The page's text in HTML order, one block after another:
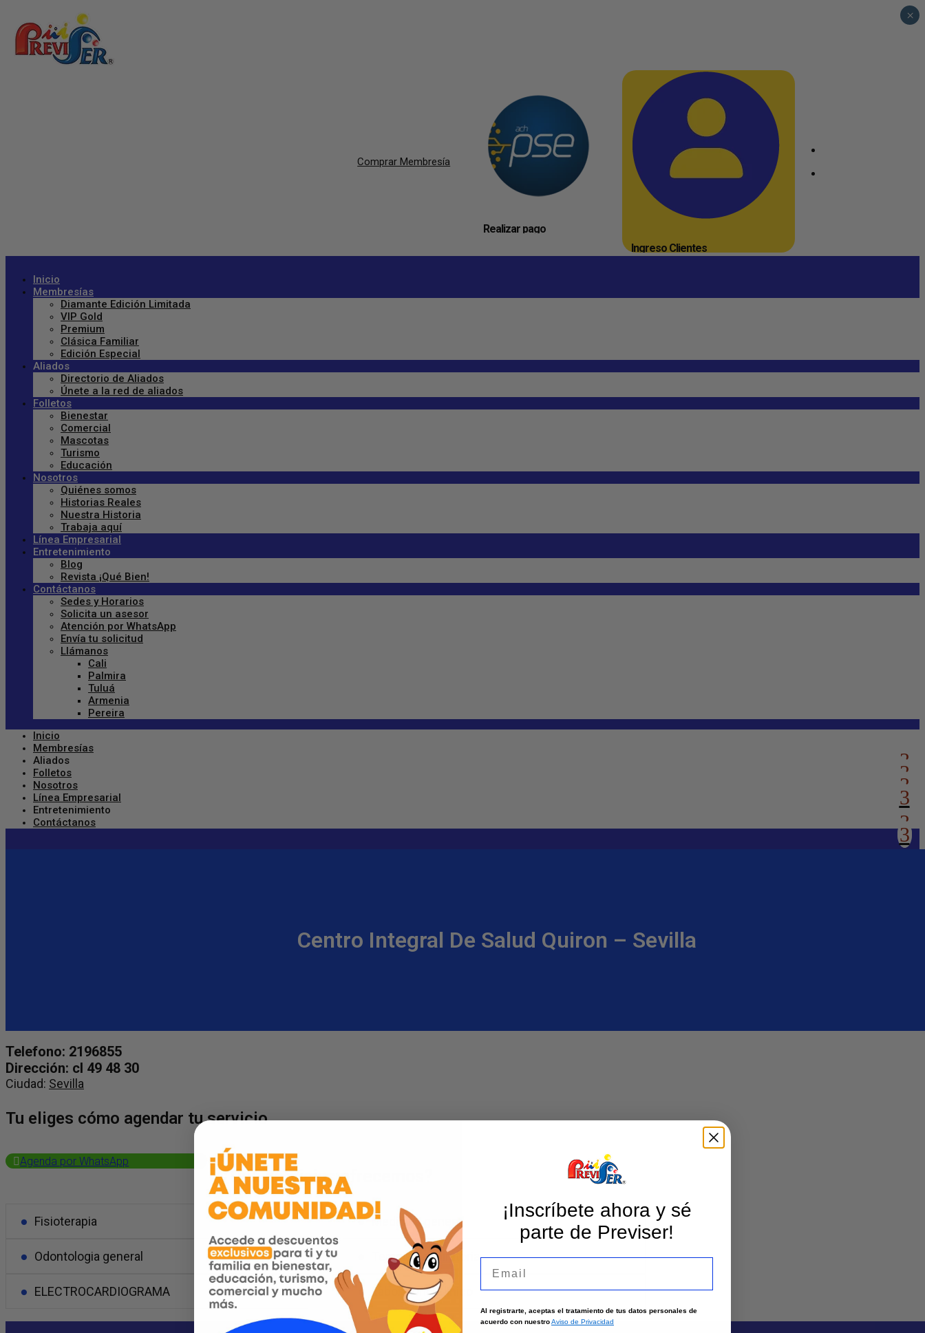
Comprar Membresía
Realizar pago
Ingreso Clientes
Inicio
Membresías
Diamante Edición Limitada
VIP Gold
Premium
Clásica Familiar
Edición Especial
Aliados
Directorio de Aliados
Únete a la red de aliados
Folletos
Bienestar
Comercial
Mascotas
Turismo
Educación
Nosotros
Quiénes somos
Historias Reales
Nuestra Historia
Trabaja aquí
Línea Empresarial
Entretenimiento
Blog
Revista ¡Qué Bien!
Contáctanos
Sedes y Horarios
Solicita un asesor
Atención por WhatsApp
Envía tu solicitud
Llámanos
Cali
Palmira
Tuluá
Armenia
Pereira
Inicio
Membresías
Aliados
Folletos
Nosotros
Línea Empresarial
Entretenimiento
Contáctanos
Centro Integral De Salud Quiron – Sevilla
Telefono: 2196855
Dirección: cl 49 48 30
Ciudad: Sevilla
Tu eliges cómo agendar tu servicio
Agenda por WhatsApp
¿Qué servicios ofrecemos?
Fisioterapia Medicina general
Odontologia general Terapia Respiratoria
ELECTROCARDIOGRAMA Laboratorio Clinico
×
¡Inscríbete ahora y sé
parte de Previser!
Al registrarte, aceptas el tratamiento de tus datos personales de
acuerdo con nuestroAviso de Privacidad